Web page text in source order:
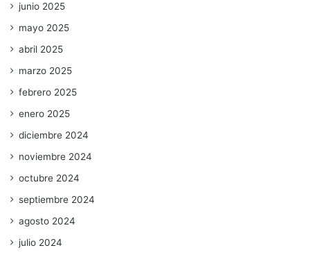
junio 2025
mayo 2025
abril 2025
marzo 2025
febrero 2025
enero 2025
diciembre 2024
noviembre 2024
octubre 2024
septiembre 2024
agosto 2024
julio 2024